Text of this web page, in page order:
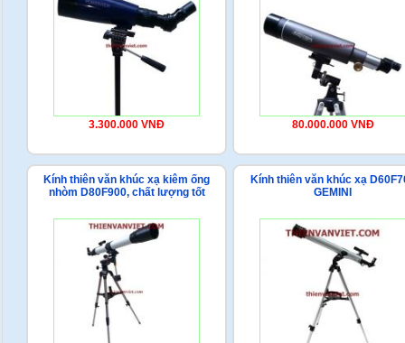
3.300.000 VNĐ 80.000.000 VNĐ
Kính thiên văn khúc xạ kiêm ống
nhòm D80F900, chất lượng tốt
Kính thiên văn khúc xạ
GEMINI